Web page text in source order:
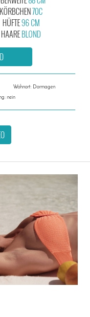
KÖRBCHEN70C
HÜFTE96 CM
HAAREBLOND
Wohnort: Dormagen
nein